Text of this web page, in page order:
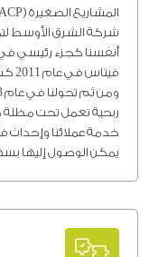
أنفسنا كجزء رئيسي
ربحية تعمل تحت مظلة
خدمة عملائنا وإحداث
يمكن الوصول إليها